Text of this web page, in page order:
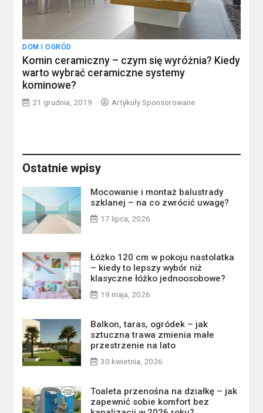
DOM I OGRÓD
Komin ceramiczny – czym się wyróżnia? Kiedy
warto wybrać ceramiczne systemy
kominowe?
21 grudnia, 2019 Artykuły Sponsorowane
Ostatnie wpisy
Mocowanie i montaż balustrady
szklanej – na co zwrócić uwagę?
17 lipca, 2026
Łóżko 120 cm w pokoju nastolatka
– kiedy to lepszy wybór niż
klasyczne łóżko jednoosobowe?
19 maja, 2026
Balkon, taras, ogródek – jak
sztuczna trawa zmienia małe
przestrzenie na lato
30 kwietnia, 2026
Toaleta przenośna na działkę – jak
zapewnić sobie komfort bez